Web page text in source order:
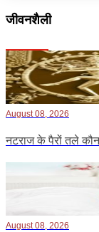
जीवनशैली
August 08, 2026
नटराज के पैरों तले
August 08, 2026